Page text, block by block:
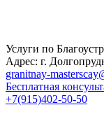
Услуги по
Адрес: г.
granitnay-
Бесплатная
+7(915)402-50-50